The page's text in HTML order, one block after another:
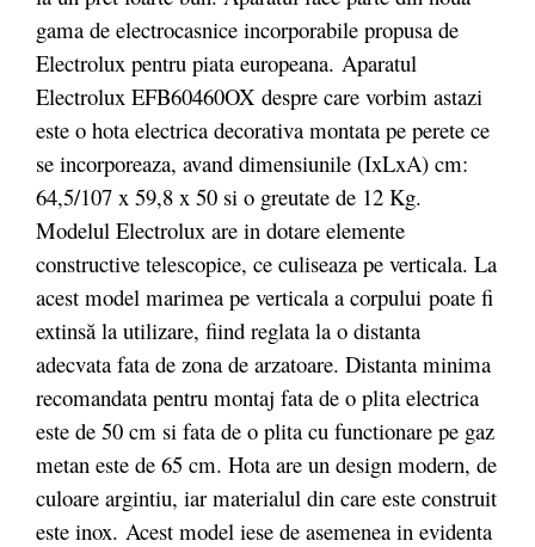
gama de electrocasnice incorporabile propusa de
Electrolux pentru piata europeana. Aparatul
Electrolux EFB60460OX despre care vorbim astazi
este o hota electrica decorativa montata pe perete ce
se incorporeaza, avand dimensiunile (IxLxA) cm:
64,5/107 x 59,8 x 50 si o greutate de 12 Kg.
Modelul Electrolux are in dotare elemente
constructive telescopice, ce culiseaza pe verticala. La
acest model marimea pe verticala a corpului poate fi
extinsă la utilizare, fiind reglata la o distanta
adecvata fata de zona de arzatoare. Distanta minima
recomandata pentru montaj fata de o plita electrica
este de 50 cm si fata de o plita cu functionare pe gaz
metan este de 65 cm. Hota are un design modern, de
culoare argintiu, iar materialul din care este construit
este inox. Acest model iese de asemenea in evidenta